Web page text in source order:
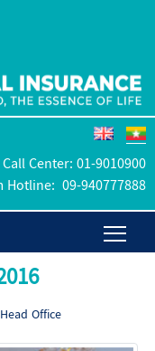
Call Center:01-9010900
Hotline: 09-940777888
Office